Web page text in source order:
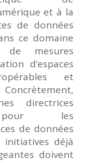
et à la
de données
ce domaine
de mesures
d’espaces
et
directrices
pour les
de données
déjà
doivent